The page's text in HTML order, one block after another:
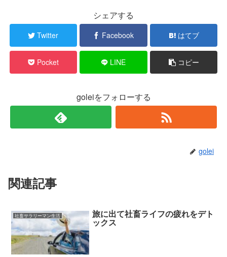
シェアする
Twitter Facebook はてブ
Pocket LINE コピー
goleiをフォローする
golei
関連記事
社畜サラリーマン生活 旅に出て社畜ライフの疲れをデト
ックス